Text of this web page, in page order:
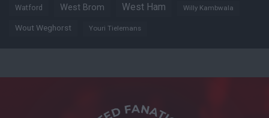
Watford West Brom West Ham Willy Kambwala
Wout Weghorst Youri Tielemans